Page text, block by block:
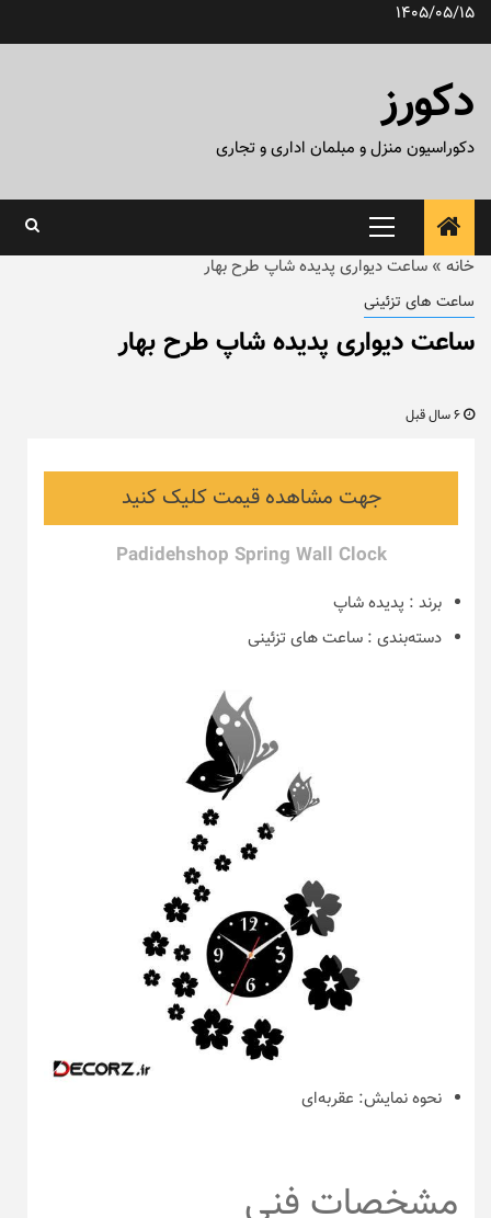
پرش1405/05/15
دکورز
دکوراسیون منزل و مبلمان اداری و تجاری
منوی
اصلی
خانه » ساعت دیواری پدیده شاپ طرح بهار
ساعت های تزئینی
ساعت دیواری پدیده شاپ طرح بهار
جهت مشاهده قیمت کلیک کنید
Padidehshop Spring Wall Clock
برند : پدیده شاپ
دسته‌بندی : ساعت های تزئینی
نحوه نمایش: عقربه‌ای
مشخصات فنی